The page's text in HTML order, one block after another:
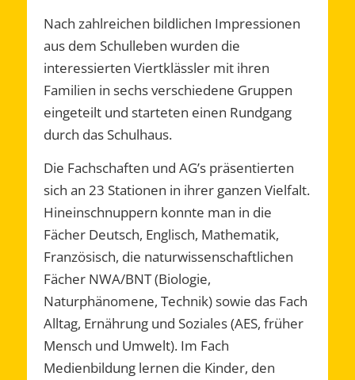
Nach zahlreichen bildlichen Impressionen
aus dem Schulleben wurden die
interessierten Viertklässler mit ihren
Familien in sechs verschiedene Gruppen
eingeteilt und starteten einen Rundgang
durch das Schulhaus.
Die Fachschaften und AG’s präsentierten
sich an 23 Stationen in ihrer ganzen Vielfalt.
Hineinschnuppern konnte man in die
Fächer Deutsch, Englisch, Mathematik,
Französisch, die naturwissenschaftlichen
Fächer NWA/BNT (Biologie,
Naturphänomene, Technik) sowie das Fach
Alltag, Ernährung und Soziales (AES, früher
Mensch und Umwelt). Im Fach
Medienbildung lernen die Kinder, den